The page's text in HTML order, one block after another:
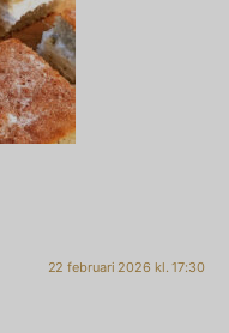
22 februari 2026 kl. 17:30